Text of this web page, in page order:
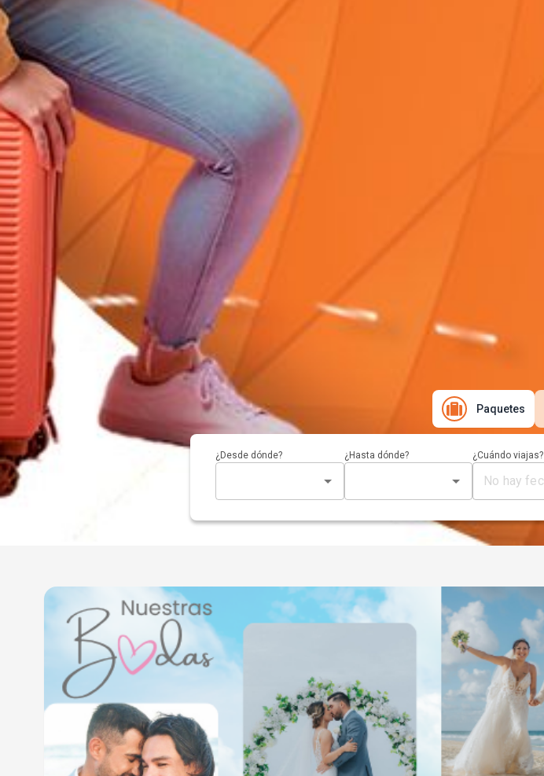
Paquetes
¿Desde dónde? ¿Hasta dónde? ¿Cuándo viajas?